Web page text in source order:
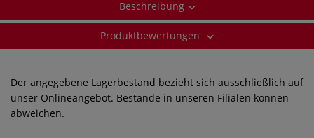
Beschreibung
Produktbewertungen
Der angegebene Lagerbestand bezieht sich ausschließlich auf
unser Onlineangebot. Bestände in unseren Filialen können
abweichen.